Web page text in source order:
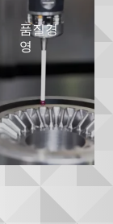
품질경
영